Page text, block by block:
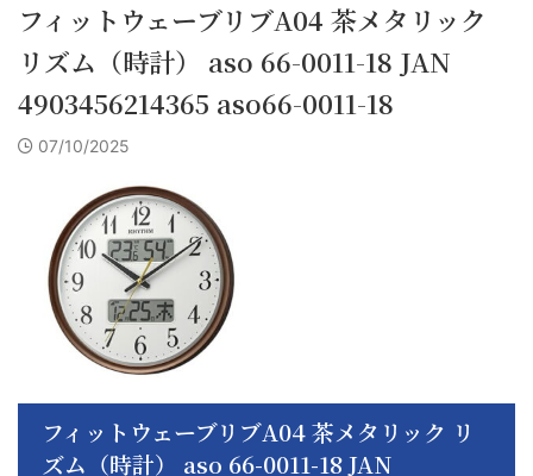
フィットウェーブリブA04 茶メタリック
リズム（時計） aso 66-0011-18 JAN
4903456214365 aso66-0011-18
07/10/2025
フィットウェーブリブA04 茶メタリック リ
ズム（時計） aso 66-0011-18 JAN